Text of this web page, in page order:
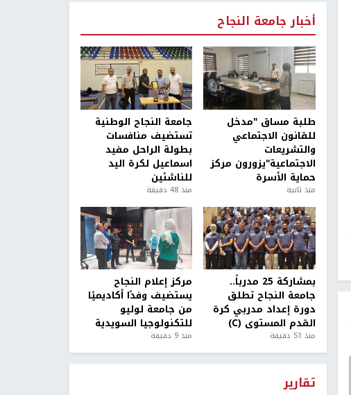
أخبار جامعة النجاح
طلبة مساق "مدخل
للقانون الاجتماعي
والتشريعات
الاجتماعية"يزورون مركز
حماية الأسرة
منذ ثانية
جامعة النجاح الوطنية
تستضيف منافسات
بطولة الراحل مفيد
اسماعيل لكرة اليد
للناشئين
منذ 48 دقيقة
بمشاركة 25 مدرباً..
جامعة النجاح تطلق
دورة إعداد مدربي كرة
القدم المستوى (C)
منذ 51 دقيقة
مركز إعلام النجاح
يستضيف وفدًا أكاديميًا
من جامعة لوليو
للتكنولوجيا السويدية
منذ 9 دقيقة
تقارير